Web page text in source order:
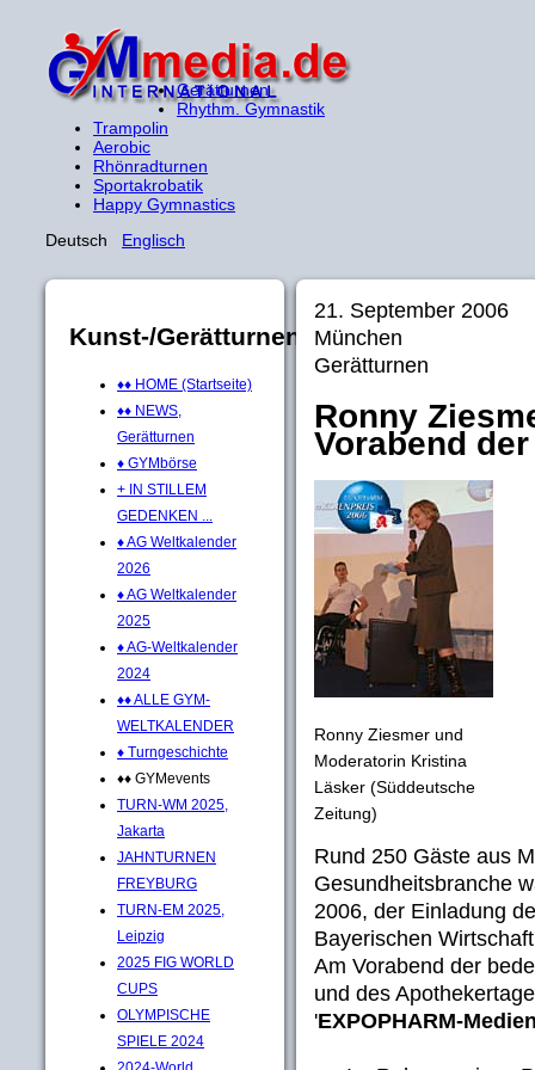
Gerätturnen
Rhythm. Gymnastik
Trampolin
Aerobic
Rhönradturnen
Sportakrobatik
Happy Gymnastics
Deutsch Englisch
Kunst-/Gerätturnen
♦♦ HOME (Startseite)
♦♦ NEWS,
Gerätturnen
♦ GYMbörse
+ IN STILLEM
GEDENKEN ...
♦ AG Weltkalender
2026
♦ AG Weltkalender
2025
♦ AG-Weltkalender
2024
♦♦ ALLE GYM-
WELTKALENDER
♦ Turngeschichte
♦♦ GYMevents
TURN-WM 2025,
Jakarta
JAHNTURNEN
FREYBURG
TURN-EM 2025,
Leipzig
2025 FIG WORLD
CUPS
OLYMPISCHE
SPIELE 2024
21. September 2006
München
Gerätturnen
Ronny
Vorabend
Ronny Ziesmer und
Moderatorin Kristina
Läsker (Süddeutsche
Zeitung)
Rund 250 Gäste aus
Gesundheitsbranche
2006, der Einladung
Bayerischen
Am Vorabend der
und des
'EXPOPHARM-